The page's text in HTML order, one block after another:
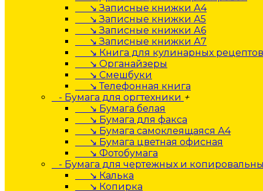
↘ Записные книжки А4
↘ Записные книжки А5
↘ Записные книжки А6
↘ Записные книжки А7
↘ Книга для кулинарных рецептов
↘ Органайзеры
↘ Смешбуки
↘ Телефонная книга
- Бумага для оргтехники +
↘ Бумага белая
↘ Бумага для факса
↘ Бумага самоклеящаяся А4
↘ Бумага цветная офисная
↘ Фотобумага
- Бумага для чертежных и
↘ Калька
↘ Копирка